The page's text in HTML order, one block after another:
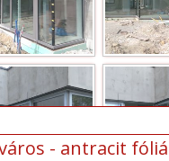
- antracit